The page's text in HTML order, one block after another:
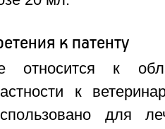
к патенту
относится к
к
для